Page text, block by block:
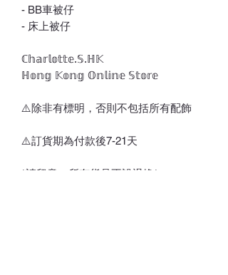
- BB車被仔
- 床上被仔
ℂ𝕙𝕒𝕣𝕝𝕠𝕥𝕥𝕖.𝕊.ℍ𝕂
ℍ𝕠𝕟𝕘 𝕂𝕠𝕟𝕘 𝕆𝕟𝕝𝕚𝕟𝕖 𝕊𝕥𝕠𝕣𝕖
⚠️除非有標明，否則不包括所有配飾
⚠️訂貨期為付款後7-21天
*請留意，所有貨品不設退換*